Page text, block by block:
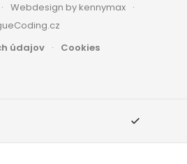
Webdesign by kennymax
údajov
Cookies